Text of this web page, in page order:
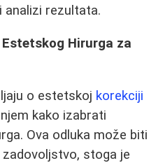
analizi rezultata.
Hirurga za
o estetskoj korekciji
kako izabrati
Ova odluka može biti
stoga je